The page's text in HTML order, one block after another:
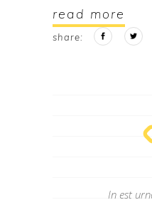
read more
share:
In est